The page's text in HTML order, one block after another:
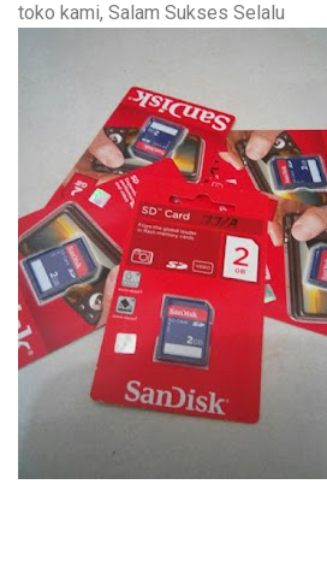
toko kami, Salam Sukses Selalu